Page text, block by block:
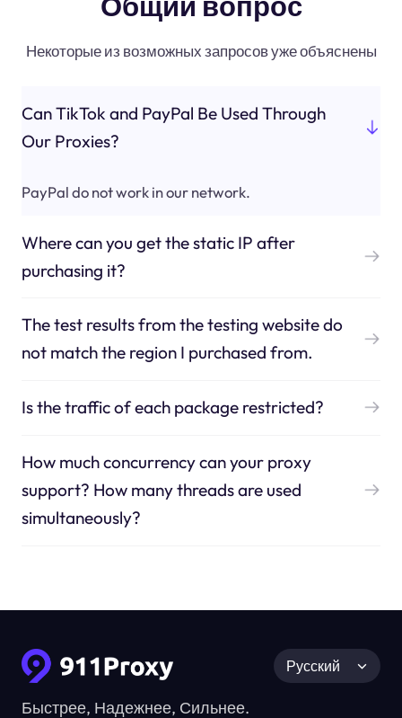
Некоторые из возможных запросов уже объяснены
Can TikTok and PayPal Be Used Through
Our Proxies?
PayPal do not work in our network.
Where can you get the static IP after
purchasing it?
The test results from the testing website do
not match the region I purchased from.
Is the traffic of each package restricted?
How much concurrency can your proxy
support? How many threads are used
simultaneously?
Быстрее, Надежнее, Сильнее.
Русский